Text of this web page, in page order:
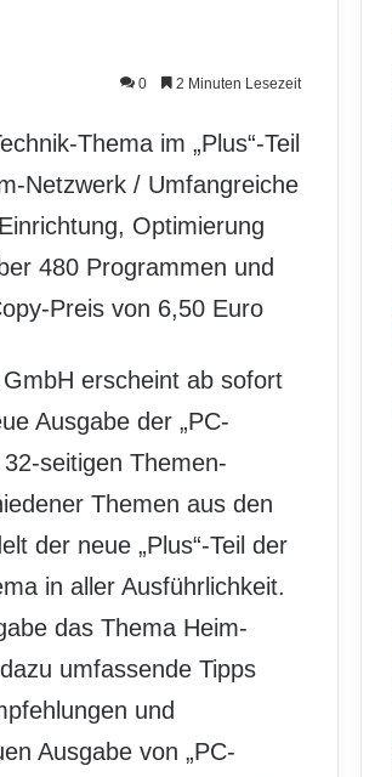
0 2 Minuten Lesezeit
Thema im „Plus“-Teil
Netzwerk / Umfangreiche
Optimierung
480 Programmen und
Preis von 6,50 Euro
erscheint ab sofort
Ausgabe der „PC-
seitigen Themen-
Themen aus den
der neue „Plus“-Teil der
in aller Ausführlichkeit.
das Thema Heim-
umfassende Tipps
und
Ausgabe von „PC-